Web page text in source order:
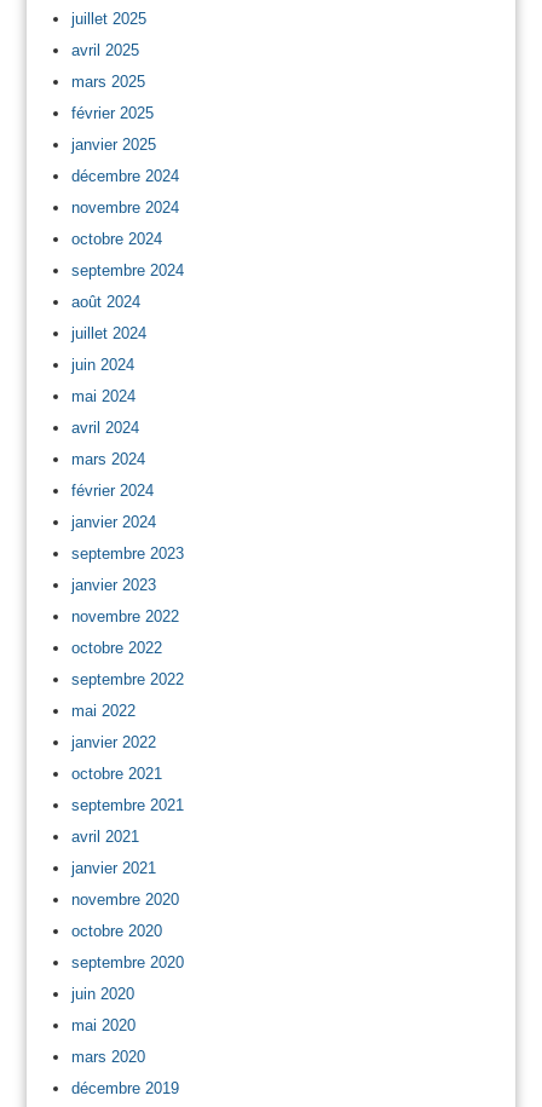
juillet 2025
avril 2025
mars 2025
février 2025
janvier 2025
décembre 2024
novembre 2024
octobre 2024
septembre 2024
août 2024
juillet 2024
juin 2024
mai 2024
avril 2024
mars 2024
février 2024
janvier 2024
septembre 2023
janvier 2023
novembre 2022
octobre 2022
septembre 2022
mai 2022
janvier 2022
octobre 2021
septembre 2021
avril 2021
janvier 2021
novembre 2020
octobre 2020
septembre 2020
juin 2020
mai 2020
mars 2020
décembre 2019